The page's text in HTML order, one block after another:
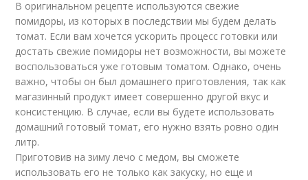
В оригинальном рецепте используются свежие
помидоры, из которых в последствии мы будем делать
томат. Если вам хочется ускорить процесс готовки или
достать свежие помидоры нет возможности, вы можете
воспользоваться уже готовым томатом. Однако, очень
важно, чтобы он был домашнего приготовления, так как
магазинный продукт имеет совершенно другой вкус и
консистенцию. В случае, если вы будете использовать
домашний готовый томат, его нужно взять ровно один
литр.
Приготовив на зиму лечо с медом, вы сможете
использовать его не только как закуску, но еще и